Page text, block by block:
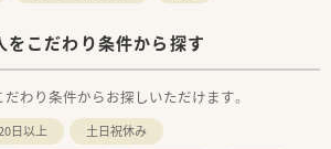
こだわり条件から探す
わり条件からお探しいただけます。
日以上
土日祝休み